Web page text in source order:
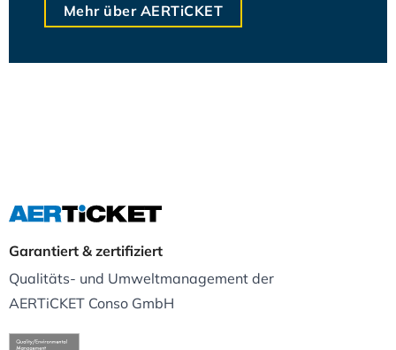
Mehr über AERTiCKET
Garantiert & zertifiziert
Qualitäts- und Umweltmanagement der
AERTiCKET Conso GmbH